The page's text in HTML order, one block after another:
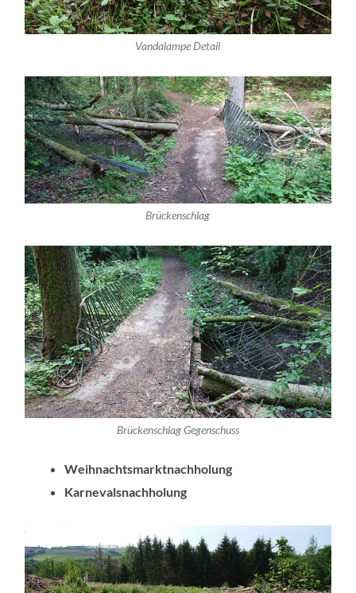
Vandalampe Detail
Brückenschlag
Brückenschlag Gegenschuss
Weihnachtsmarktnachholung
Karnevalsnachholung